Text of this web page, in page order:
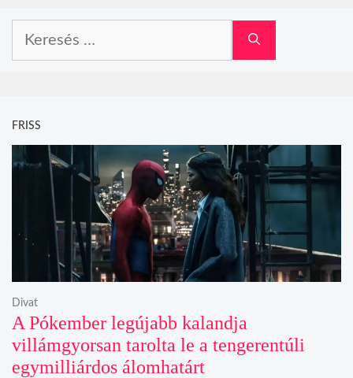
FRISS
A Pókember legújabb kalandja
villámgyorsan tarolta le a tengerentúli
egymilliárdos álomhatárt
Divat